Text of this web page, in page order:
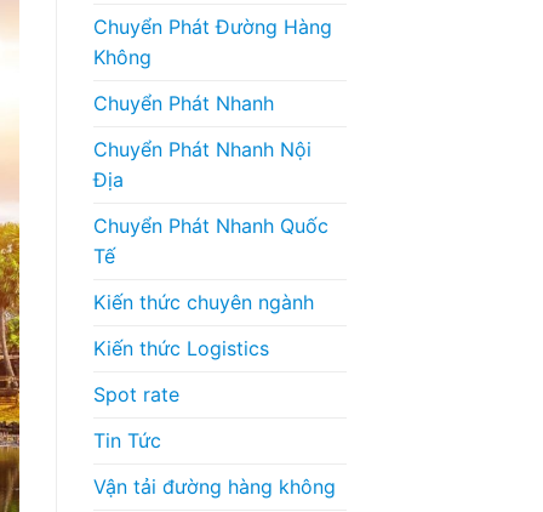
Chuyển Phát Đường Hàng
Không
Chuyển Phát Nhanh
Chuyển Phát Nhanh Nội
Địa
Chuyển Phát Nhanh Quốc
Tế
Kiến thức chuyên ngành
Kiến thức Logistics
Spot rate
Tin Tức
Vận tải đường hàng không